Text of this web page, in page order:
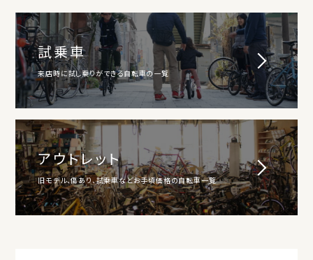
試乗車
来店時に試し乗りができる自転車の一覧
アウトレット
旧モデル、傷あり、試乗車などお手頃価格の自転車一覧